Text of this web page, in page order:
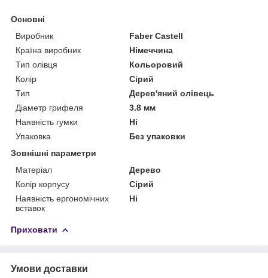
Основні
Виробник
Faber Castell
Країна виробник
Німеччина
Тип олівця
Кольоровий
Колір
Сірий
Тип
Дерев'яний олівець
Діаметр грифеля
3.8 мм
Наявність гумки
Ні
Упаковка
Без упаковки
Зовнішні параметри
Матеріал
Дерево
Колір корпусу
Сірий
Наявність ергономічних
вставок
Ні
Приховати
Умови доставки